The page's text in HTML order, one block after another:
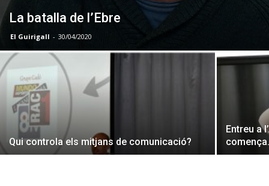
La batalla de l’Ebre
El Guirigall - 30/04/2020
Qui controla els mitjans de comunicació?
Entreu a